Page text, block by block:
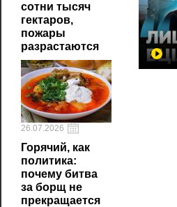
сотни тысяч
гектаров,
пожары
разрастаются
26.07.2026
Горячий, как
политика:
почему битва
за борщ не
прекращается